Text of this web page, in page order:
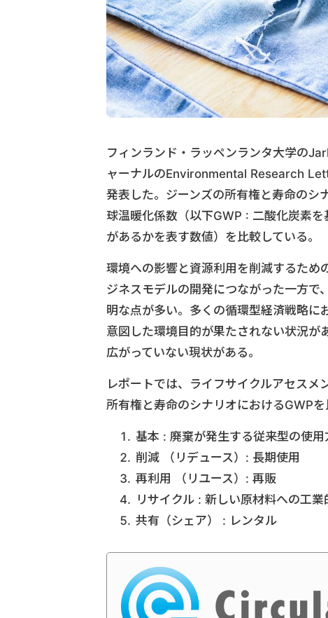
フィンランド・ラッペンランタ大学の
ャーナルのEnvironmental Research
発表した。ジーンズの所有権と寿命のシ
球温暖化係数（以下GWP : 二酸化炭素
があるかを表す数値）を比較している。
環境への影響と資源利用を削減するため
ジネスモデルの開発につながった一方で
明な点が多い。多くの循環型経済戦略に
意図した環境目的が果たされない状況が
広がっていない現状がある。
レポートでは、ライフサイクルアセス
所有権と寿命のシナリオにおけるGWPを
基本 : 廃棄が発生する従来型の使用
削減 （リデュース）: 長期使用
再利用 （リユース）: 再販
リサイクル : 新しい原材料への工業
共有（シェア） : レンタル